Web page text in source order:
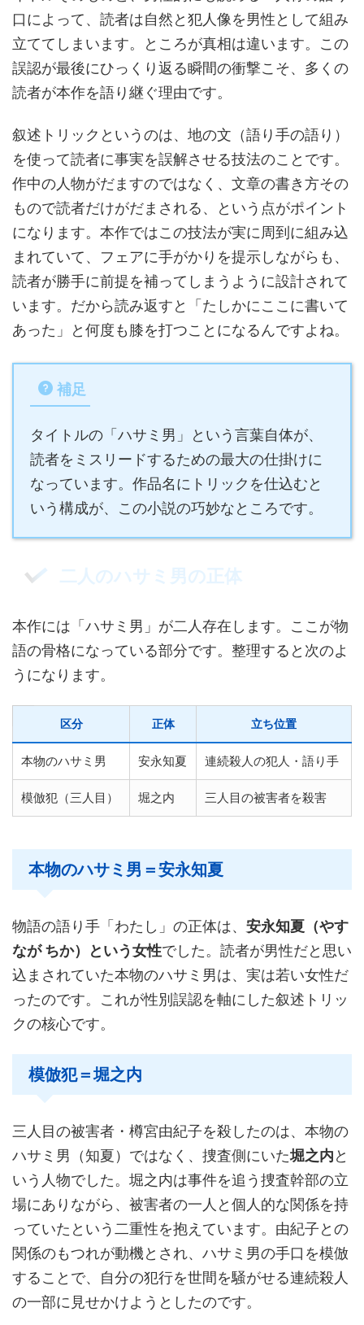
口によって、読者は自然と犯人像を男性として組み
立ててしまいます。ところが真相は違います。この
誤認が最後にひっくり返る瞬間の衝撃こそ、多くの
読者が本作を語り継ぐ理由です。
叙述トリックというのは、地の文（語り手の語り）
を使って読者に事実を誤解させる技法のことです。
作中の人物がだますのではなく、文章の書き方その
もので読者だけがだまされる、という点がポイント
になります。本作ではこの技法が実に周到に組み込
まれていて、フェアに手がかりを提示しながらも、
読者が勝手に前提を補ってしまうように設計されて
います。だから読み返すと「たしかにここに書いて
あった」と何度も膝を打つことになるんですよね。
補足
タイトルの「ハサミ男」という言葉自体が、
読者をミスリードするための最大の仕掛けに
なっています。作品名にトリックを仕込むと
いう構成が、この小説の巧妙なところです。
二人のハサミ男の正体
本作には「ハサミ男」が二人存在します。ここが物
語の骨格になっている部分です。整理すると次のよ
うになります。
区分 正体 立ち位置
本物のハサミ男 安永知夏 連続殺人の犯人・語り手
模倣犯（三人目） 堀之内 三人目の被害者を殺害
本物のハサミ男＝安永知夏
物語の語り手「わたし」の正体は、 安永知夏（やす
なが ちか）という女性でした。読者が男性だと思い
込まされていた本物のハサミ男は、実は若い女性だ
ったのです。これが性別誤認を軸にした叙述トリッ
クの核心です。
模倣犯＝堀之内
三人目の被害者・樽宮由紀子を殺したのは、本物の
ハサミ男（知夏）ではなく、捜査側にいた堀之内と
いう人物でした。堀之内は事件を追う捜査幹部の立
場にありながら、被害者の一人と個人的な関係を持
っていたという二重性を抱えています。由紀子との
関係のもつれが動機とされ、ハサミ男の手口を模倣
することで、自分の犯行を世間を騒がせる連続殺人
の一部に見せかけようとしたのです。